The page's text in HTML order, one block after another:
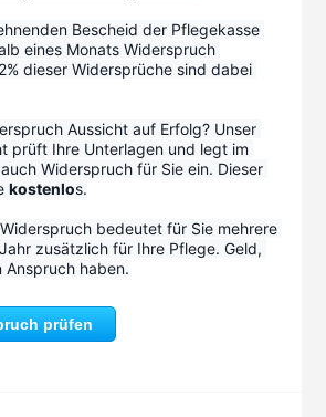
Bescheid der Pflegekasse
eines Monats Widerspruch
dieser Widersprüche sind dabei
Aussicht auf Erfolg? Unser
prüft Ihre Unterlagen und legt im
Widerspruch für Sie ein. Dieser
kostenlos.
bedeutet für Sie mehrere
zusätzlich für Ihre Pflege. Geld,
Anspruch haben.
prüfen